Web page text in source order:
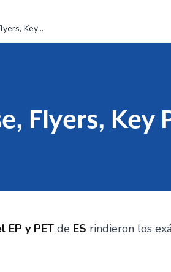
Starters, Moverse, Flyers, Key PET.
Flyers, Key
EP y PET de ES rindieron los